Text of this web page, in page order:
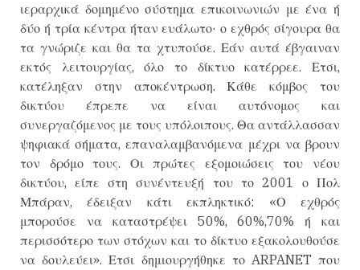
ιεραρχικά δομημένο σύστημα επικοινωνιών με ένα ή
δύο ή τρία κέντρα ήταν ευάλωτο· ο εχθρός σίγουρα θα
τα γνώριζε και θα τα χτυπούσε. Εάν αυτά έβγαιναν
εκτός λειτουργίας, όλο το δίκτυο κατέρρεε. Ετσι,
κατέληξαν στην αποκέντρωση. Κάθε κόμβος του
δικτύου έπρεπε να είναι αυτόνομος και
συνεργαζόμενος με τους υπόλοιπους. Θα αντάλλασσαν
ψηφιακά σήματα, επαναλαμβανόμενα μέχρι να βρουν
τον δρόμο τους. Οι πρώτες εξομοιώσεις του νέου
δικτύου, είπε στη συνέντευξή του το 2001 ο Πολ
Μπάραν, έδειξαν κάτι εκπληκτικό: «Ο εχθρός
μπορούσε να καταστρέψει 50%, 60%,70% ή και
περισσότερο των στόχων και το δίκτυο εξακολουθούσε
να δουλεύει». Ετσι δημιουργήθηκε το ARPANET που